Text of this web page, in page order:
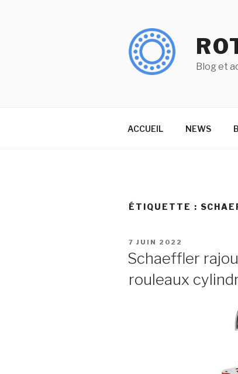
Blog et
ACCUEIL NEWS
ÉTIQUETTE :
PUBLIÉ
7 JUIN 2022
Schaeffler
rouleaux